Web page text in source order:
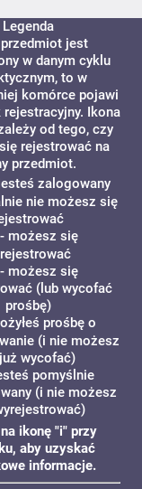
Legenda
jest
w danym cyklu
to w
komórce pojawi
Ikona
od tego, czy
rejestrować na
przedmiot.
zalogowany
nie możesz się
możesz się
możesz się
(lub wycofać
prośbę)
prośbę o
(i nie możesz
wycofać)
pomyślnie
(i nie możesz
ikonę "i" przy
aby uzyskać
informacje.